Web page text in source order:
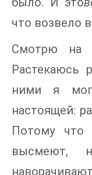
что возвело
Смотрю на
Растекаюсь
ними я
настоящей:
Потому что
высмеют,